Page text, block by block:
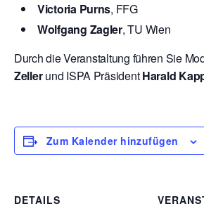
Victoria Purns, FFG
Wolfgang Zagler, TU Wien
Durch die Veranstaltung führen Sie
Zellerund ISPA PräsidentHarald
Zum Kalender hinzufügen
DETAILS